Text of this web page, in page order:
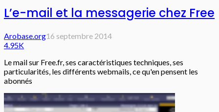
L’e-mail et la messagerie chez Free
Arobase.org16 septembre 2014
4.95K
Le mail sur Free.fr, ses caractéristiques techniques, ses
particularités, les différents webmails, ce qu'en pensent les
abonnés